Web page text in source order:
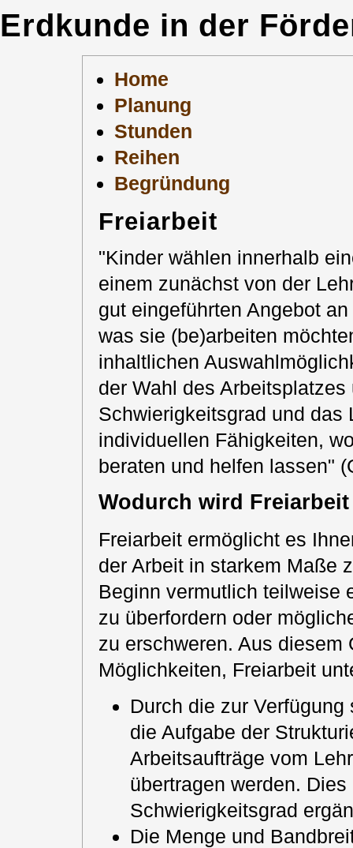
Erdkunde in der
Home
Planung
Stunden
Reihen
Begründung
Freiarbeit
"Kinder wählen innerhalb
einem zunächst von der
gut eingeführten Angebot
was sie (be)arbeiten
inhaltlichen
der Wahl des
Schwierigkeitsgrad und das
individuellen Fähigkeiten,
beraten und helfen lassen"
Wodurch wird
Freiarbeit ermöglicht es
der Arbeit in starkem Maße
Beginn vermutlich teilweise
zu überfordern oder
zu erschweren. Aus diesem
Möglichkeiten, Freiarbeit
Durch die zur
die Aufgabe der
Arbeitsaufträge vom
übertragen werden.
Schwierigkeitsgrad
Die Menge und